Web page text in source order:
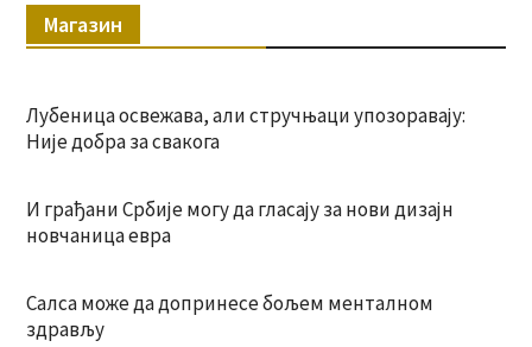
Магазин
Лубеница освежава, али стручњаци упозоравају:
Није добра за свакога
И грађани Србије могу да гласају за нови дизајн
новчаница евра
Салса може да допринесе бољем менталном
здрављу